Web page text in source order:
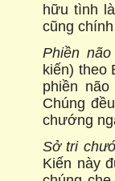
hữu tình
cũng
Phiền
kiến) theo
phiền
Chúng
chướng
Sở tri
Kiến này